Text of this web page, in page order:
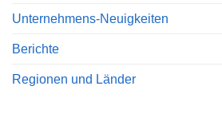
Unternehmens-Neuigkeiten
Berichte
Regionen und Länder